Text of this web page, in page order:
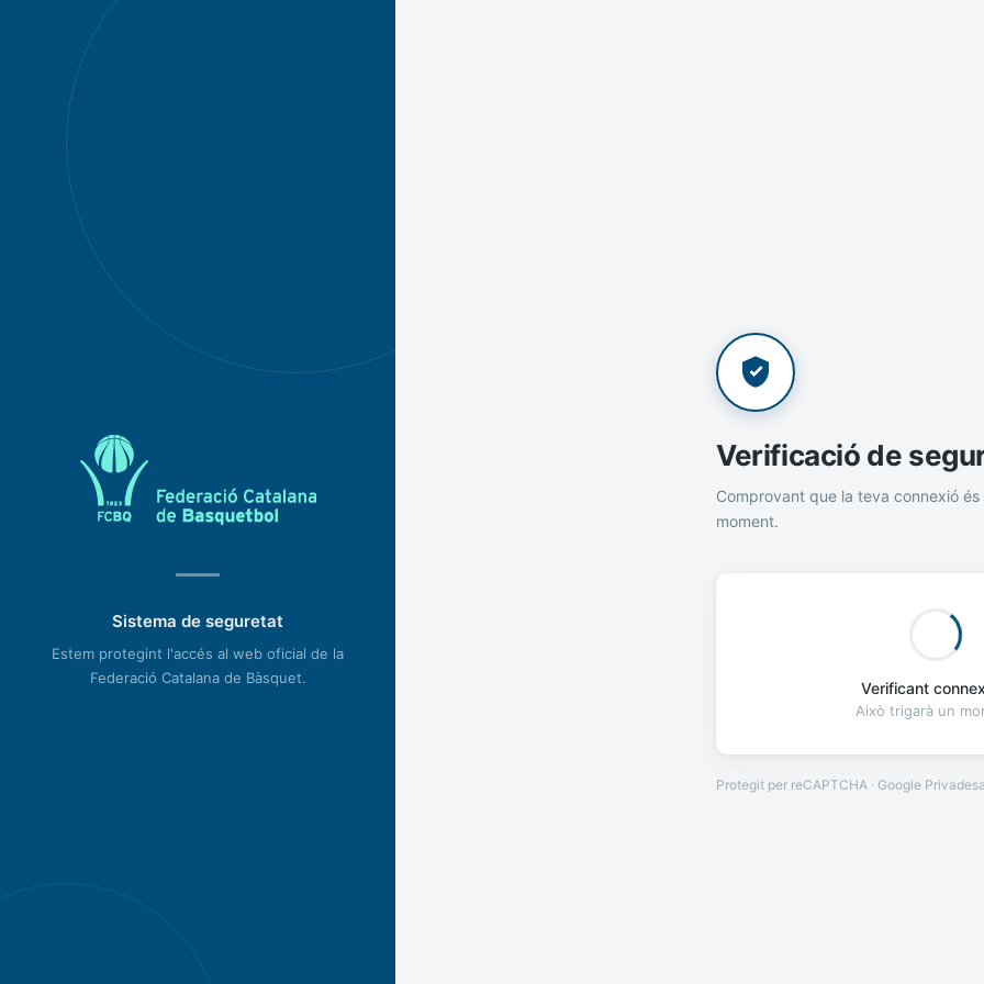
Sistema de seguretat
Estem protegint l'accés al web oficial de la
Federació Catalana de Bàsquet.
Verificació de
Comprovant que la teva connexió és
moment.
Verificant
Això trigarà un
Protegit per reCAPTCHA · Google Privadesa